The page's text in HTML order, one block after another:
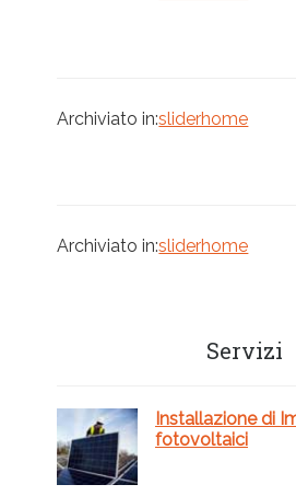
Archiviato in:sliderhome
Archiviato in:sliderhome
primaria
Servizi
Installazione di
fotovoltaici